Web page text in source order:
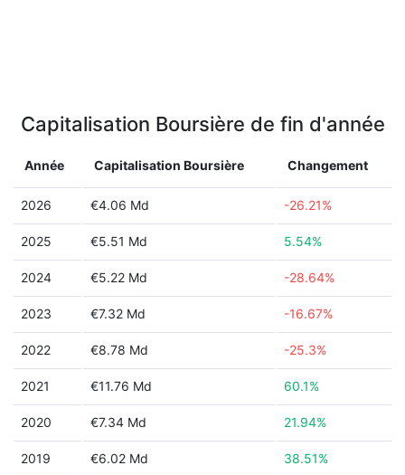
Capitalisation Boursière de fin d'année
Année Capitalisation Boursière Changement
2026 €4.06 Md -26.21%
2025 €5.51 Md 5.54%
2024 €5.22 Md -28.64%
2023 €7.32 Md -16.67%
2022 €8.78 Md -25.3%
2021 €11.76 Md 60.1%
2020 €7.34 Md 21.94%
2019 €6.02 Md 38.51%